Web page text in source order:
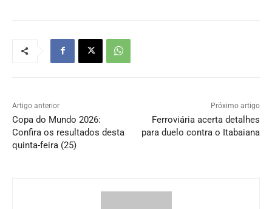
Artigo anterior
Copa do Mundo 2026:
Confira os resultados desta
quinta-feira (25)
Próximo artigo
Ferroviária acerta detalhes
para duelo contra o Itabaiana